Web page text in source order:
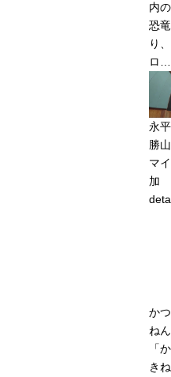
内
恐
り
ロ…
永
勝
マ
加
か
ねん
「
き